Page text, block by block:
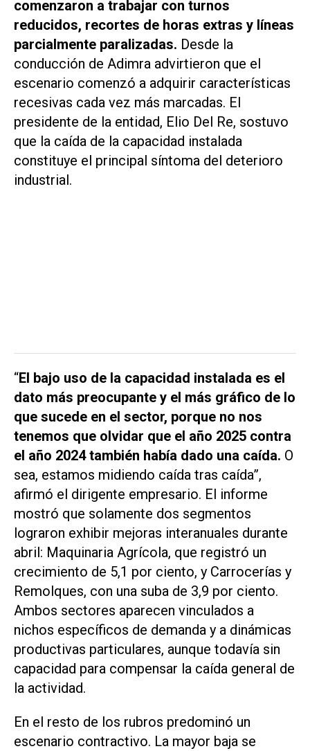
comenzaron a trabajar con turnos
reducidos, recortes de horas extras y líneas
parcialmente paralizadas. Desde la
conducción de Adimra advirtieron que el
escenario comenzó a adquirir características
recesivas cada vez más marcadas. El
presidente de la entidad, Elio Del Re, sostuvo
que la caída de la capacidad instalada
constituye el principal síntoma del deterioro
industrial.
“El bajo uso de la capacidad instalada es el
dato más preocupante y el más gráfico de lo
que sucede en el sector, porque no nos
tenemos que olvidar que el año 2025 contra
el año 2024 también había dado una caída. O
sea, estamos midiendo caída tras caída”,
afirmó el dirigente empresario. El informe
mostró que solamente dos segmentos
lograron exhibir mejoras interanuales durante
abril: Maquinaria Agrícola, que registró un
crecimiento de 5,1 por ciento, y Carrocerías y
Remolques, con una suba de 3,9 por ciento.
Ambos sectores aparecen vinculados a
nichos específicos de demanda y a dinámicas
productivas particulares, aunque todavía sin
capacidad para compensar la caída general de
la actividad.
En el resto de los rubros predominó un
escenario contractivo. La mayor baja se